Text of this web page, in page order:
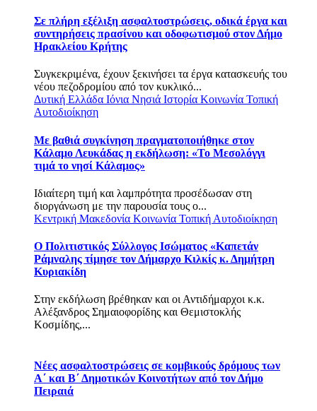
Σε πλήρη εξέλιξη ασφαλτοστρώσεις, οδικά έργα και
συντηρήσεις πρασίνου και οδοφωτισμού στον Δήμο
Ηρακλείου Κρήτης
Συγκεκριμένα, έχουν ξεκινήσει τα έργα κατασκευής του
νέου πεζοδρομίου από τον κυκλικό...
Δυτική Ελλάδα Ιόνια Νησιά Ιστορία Κοινωνία Τοπική
Αυτοδιοίκηση
Με βαθιά συγκίνηση πραγματοποιήθηκε στον
Κάλαμο Λευκάδας η εκδήλωση: «Το Μεσολόγγι
τιμά το νησί Κάλαμος»
Ιδιαίτερη τιμή και λαμπρότητα προσέδωσαν στη
διοργάνωση με την παρουσία τους ο...
Κεντρική Μακεδονία Κοινωνία Τοπική Αυτοδιοίκηση
Ο Πολιτιστικός Σύλλογος Ισώματος «Καπετάν
Ράμναλης τίμησε τον Δήμαρχο Κιλκίς κ. Δημήτρη
Κυριακίδη
Στην εκδήλωση βρέθηκαν και οι Αντιδήμαρχοι κ.κ.
Αλέξανδρος Σημαιοφορίδης και Θεμιστοκλής
Κοσμίδης,...
Νέες ασφαλτοστρώσεις σε κομβικούς δρόμους των
Α΄ και Β΄ Δημοτικών Κοινοτήτων από τον Δήμο
Πειραιά